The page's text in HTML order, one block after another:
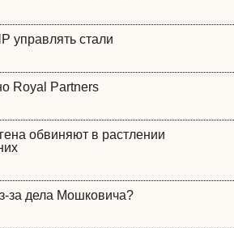
управлять стали
Royal Partners
обвиняют в растлении
за дела Мошковича?